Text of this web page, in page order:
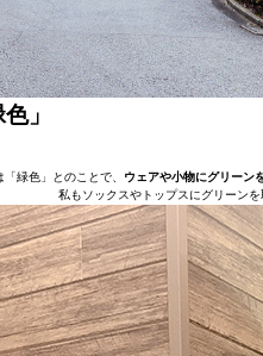
」
緑色」とのことで、 ウェアや小物にグリーン
私もソックスやトップスにグリーン